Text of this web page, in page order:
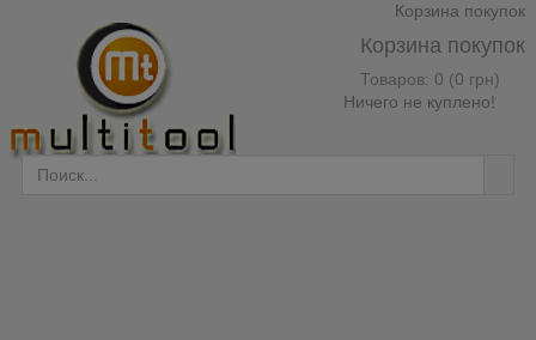
Корзина покупок
Корзина покупок
Товаров: 0 (0 грн)
Ничего не куплено!